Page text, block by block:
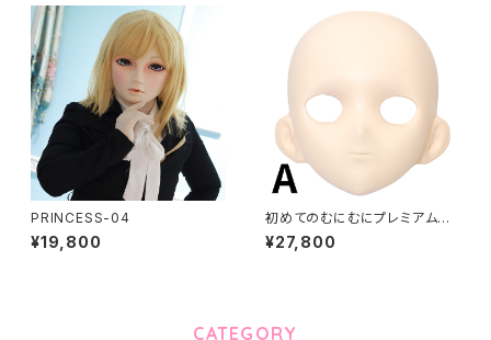
PRINCESS-04
¥19,800
初めてのむにむにプレミアムセ
ット FRP製
¥27,800
CATEGORY